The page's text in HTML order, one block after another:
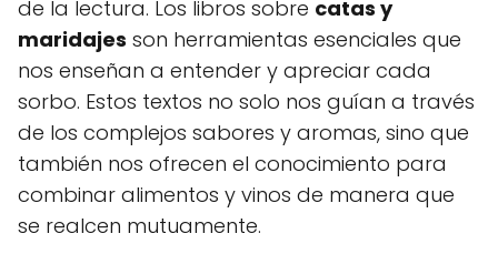
de la lectura. Los libros sobre catas y
maridajes son herramientas esenciales que
nos enseñan a entender y apreciar cada
sorbo. Estos textos no solo nos guían a través
de los complejos sabores y aromas, sino que
también nos ofrecen el conocimiento para
combinar alimentos y vinos de manera que
se realcen mutuamente.